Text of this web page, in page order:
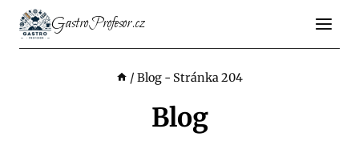
Přeskočit
obsah
GastroProfesor.cz
/ Blog - Stránka 204
Blog